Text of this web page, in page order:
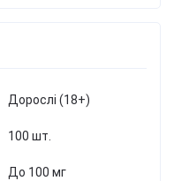
Дорослі (18+)
100 шт.
До 100 мг